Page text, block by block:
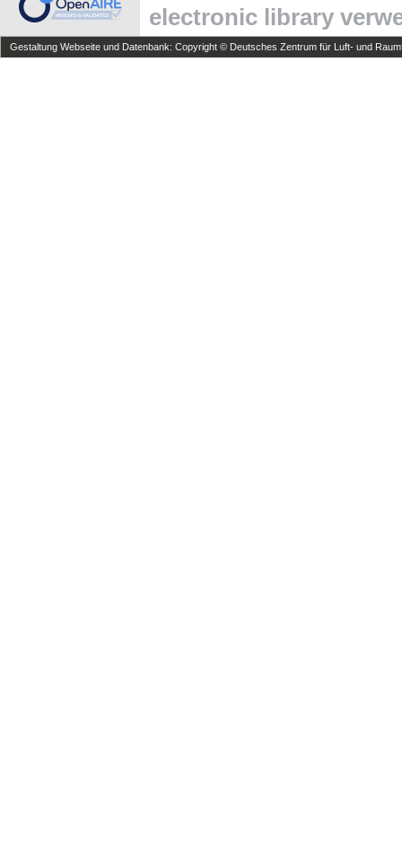
electronic library
Gestaltung Webseite und Datenbank: Copyright © Deutsches Zentrum für Luft- und